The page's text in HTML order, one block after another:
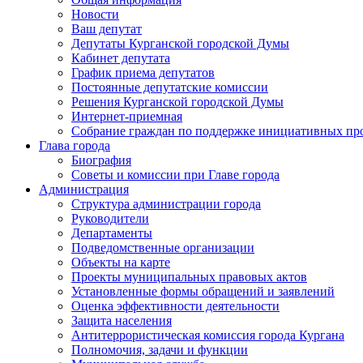
Новости
Ваш депутат
Депутаты Курганской городской Думы
Кабинет депутата
График приема депутатов
Постоянные депутатские комиссии
Решения Курганской городской Думы
Интернет-приемная
Собрание граждан по поддержке инициативных
Глава города
Биография
Советы и комиссии при Главе города
Администрация
Структура администрации города
Руководители
Департаменты
Подведомственные организации
Объекты на карте
Проекты муниципальных правовых актов
Установленные формы обращений и заявлений
Оценка эффективности деятельности
Защита населения
Антитеррористическая комиссия города Кургана
Полномочия, задачи и функции